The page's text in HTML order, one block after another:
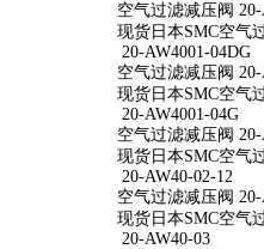
空气过滤减压阀 20-
现货日本SMC空气
20-AW4001-04DG
空气过滤减压阀 20-
现货日本SMC空气
20-AW4001-04G
空气过滤减压阀 20-
现货日本SMC空气
20-AW40-02-12
空气过滤减压阀 20-
现货日本SMC空气
20-AW40-03